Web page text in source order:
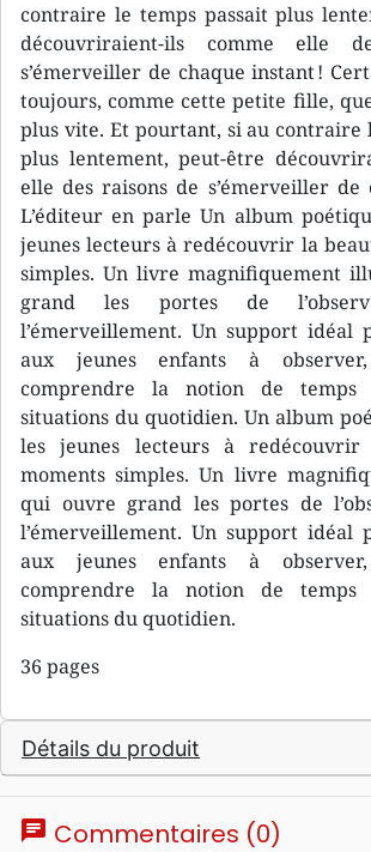
contraire le temps passait plus
découvriraient-ils comme elle
s’émerveiller de chaque instant !
toujours, comme cette petite fille,
plus vite. Et pourtant, si au contraire
plus lentement, peut-être
elle des raisons de s’émerveiller de
L’éditeur en parle Un album
jeunes lecteurs à redécouvrir la
simples. Un livre magnifiquement
grand les portes de
l’émerveillement. Un support idéal
aux jeunes enfants à
comprendre la notion de
situations du quotidien. Un album
les jeunes lecteurs à
moments simples. Un livre
qui ouvre grand les portes de
l’émerveillement. Un support idéal
aux jeunes enfants à
comprendre la notion de
situations du quotidien.
36 pages
Détails du produit
chat Commentaires (0)